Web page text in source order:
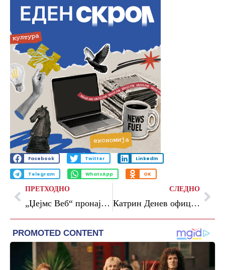
Facebook Twitter LinkedIn
Telegram WhatsApp OK
ПРЕТХОДНО
„Џејмс Веб“ пронајде водена пареа околу комета од Кујперовиот Појас
СЛЕДНО
Катрин Денев официјално го отвори 76. Кански филмски фестивал